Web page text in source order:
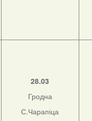
28.03
Гродна
С.Чарапіца